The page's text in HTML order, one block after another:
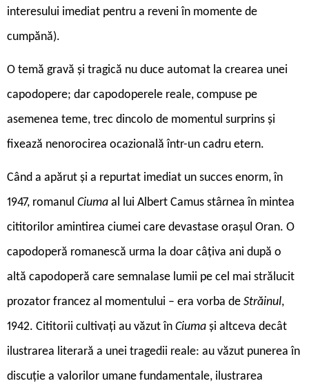
interesului imediat pentru a reveni în momente de
cumpănă).
O temă gravă și tragică nu duce automat la crearea unei
capodopere; dar capodoperele reale, compuse pe
asemenea teme, trec dincolo de momentul surprins și
fixează nenorocirea ocazională într-un cadru etern.
Când a apărut și a repurtat imediat un succes enorm, în
1947, romanul Ciuma al lui Albert Camus stârnea în mintea
cititorilor amintirea ciumei care devastase orașul Oran. O
capodoperă romanescă urma la doar câțiva ani după o
altă capodoperă care semnalase lumii pe cel mai strălucit
prozator francez al momentului – era vorba de Străinul,
1942. Cititorii cultivați au văzut în Ciuma și altceva decât
ilustrarea literară a unei tragedii reale: au văzut punerea în
discuție a valorilor umane fundamentale, ilustrarea